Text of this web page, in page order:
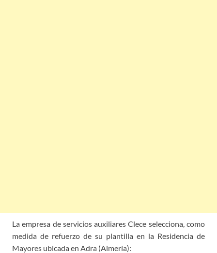
La empresa de servicios auxiliares Clece selecciona, como
medida de refuerzo de su plantilla en la Residencia de
Mayores ubicada en Adra (Almería):